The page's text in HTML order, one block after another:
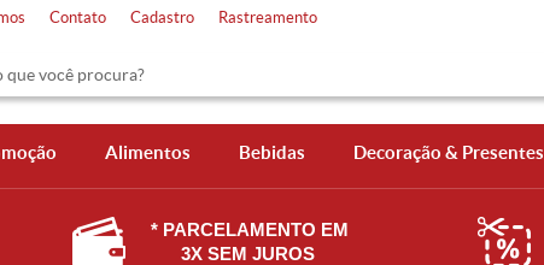
Contato Cadastro Rastreamento
Alimentos Bebidas Decoração & Presentes
* PARCELAMENTO EM
3X SEM JUROS